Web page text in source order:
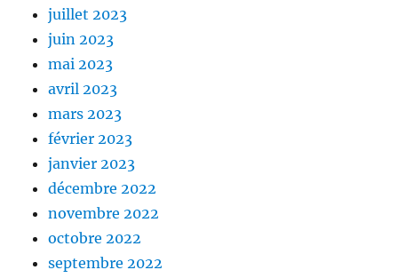
juillet 2023
juin 2023
mai 2023
avril 2023
mars 2023
février 2023
janvier 2023
décembre 2022
novembre 2022
octobre 2022
septembre 2022